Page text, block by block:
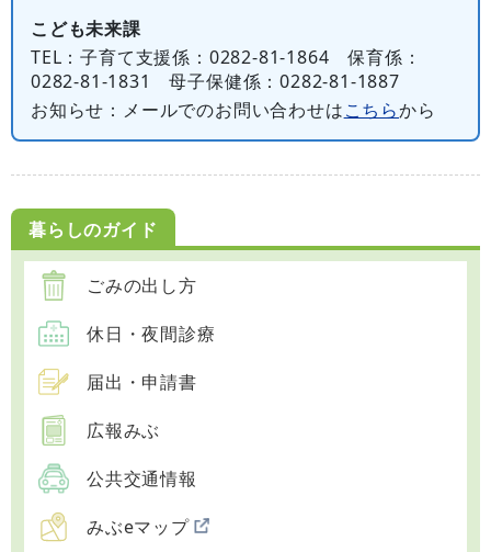
こども未来課
TEL ：子育て支援係：0282-81-1864 保育係：
0282-81-1831 母子保健係：0282-81-1887
お知らせ ：メールでのお問い合わせはこちらから
暮らしのガイド
ごみの出し方
休日・夜間診療
届出・申請書
広報みぶ
公共交通情報
みぶeマップ